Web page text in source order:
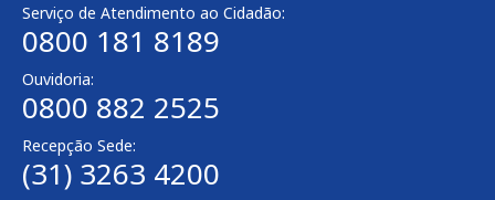
Serviço de Atendimento ao Cidadão:
0800 181 8189
Ouvidoria:
0800 882 2525​
Recepção Sede:
(31) 3263 4200